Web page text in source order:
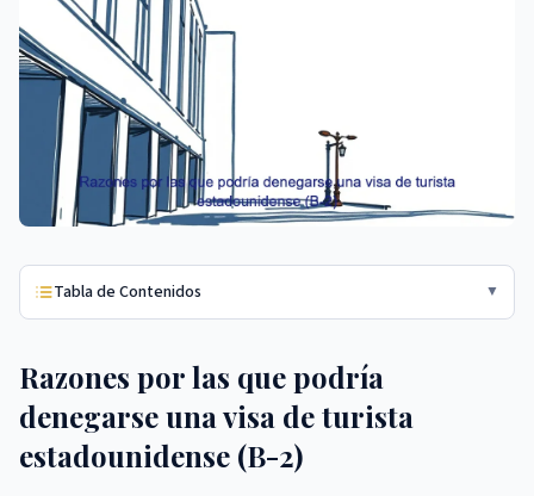
Tabla de Contenidos ▼
Razones por las que podría
denegarse una visa de turista
estadounidense (B-2)